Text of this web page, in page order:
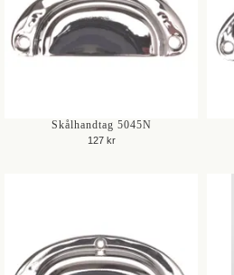
Skålhandtag 5045N
127 kr